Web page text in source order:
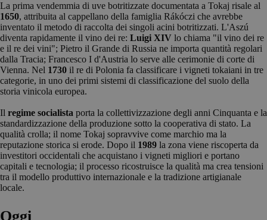
La prima vendemmia di uve botritizzate documentata a Tokaj risale al
1650, attribuita al cappellano della famiglia Rákóczi che avrebbe
inventato il metodo di raccolta dei singoli acini botritizzati. L'Aszú
diventa rapidamente il vino dei re: Luigi XIV lo chiama "il vino dei re
e il re dei vini"; Pietro il Grande di Russia ne importa quantità regolari
dalla Tracia; Francesco I d'Austria lo serve alle cerimonie di corte di
Vienna. Nel 1730 il re di Polonia fa classificare i vigneti tokaiani in tre
categorie, in uno dei primi sistemi di classificazione del suolo della
storia vinicola europea.
Il regime socialista porta la collettivizzazione degli anni Cinquanta e la
standardizzazione della produzione sotto la cooperativa di stato. La
qualità crolla; il nome Tokaj sopravvive come marchio ma la
reputazione storica si erode. Dopo il 1989 la zona viene riscoperta da
investitori occidentali che acquistano i vigneti migliori e portano
capitali e tecnologia; il processo ricostruisce la qualità ma crea tensioni
tra il modello produttivo internazionale e la tradizione artigianale
locale.
Oggi